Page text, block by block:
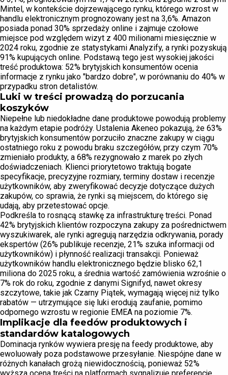
Mintel, w kontekście dojrzewającego rynku, którego wzrost w
handlu elektronicznym prognozowany jest na 3,6%. Amazon
posiada ponad 30% sprzedaży online i zajmuje czołowe
miejsce pod względem wizyt z 400 milionami miesięcznie w
2024 roku, zgodnie ze statystykami Analyzify, a rynki pozyskują
91% kupujących online. Podstawą tego jest wysokiej jakości
treść produktowa: 52% brytyjskich konsumentów ocenia
informacje z rynku jako "bardzo dobre", w porównaniu do 40% w
przypadku stron detalistów.
Luki w treści prowadzą do porzucania
koszyków
Niepełne lub niedokładne dane produktowe powodują problemy
na każdym etapie podróży. Ustalenia Akeneo pokazują, że 63%
brytyjskich konsumentów porzuciło znaczne zakupy w ciągu
ostatniego roku z powodu braku szczegółów, przy czym 70%
zmieniało produkty, a 68% rezygnowało z marek po złych
doświadczeniach. Klienci priorytetowo traktują bogate
specyfikacje, precyzyjne rozmiary, terminy dostaw i recenzje
użytkowników, aby zweryfikować decyzje dotyczące dużych
zakupów, co sprawia, że rynki są miejscem, do którego się
udają, aby przetestować opcje.
Podkreśla to rosnącą stawkę za infrastrukturę treści. Ponad
42% brytyjskich klientów rozpoczyna zakupy za pośrednictwem
wyszukiwarek, ale rynki agregują narzędzia odkrywania, porady
ekspertów (26% publikuje recenzje, 21% szuka informacji od
użytkowników) i płynność realizacji transakcji. Ponieważ
użytkowników handlu elektronicznego będzie blisko 62,1
miliona do 2025 roku, a średnia wartość zamówienia wzrośnie o
7% rok do roku, zgodnie z danymi Signifyd, nawet okresy
szczytowe, takie jak Czarny Piątek, wymagają więcej niż tylko
rabatów — utrzymujące się luki erodują zaufanie, pomimo
odpornego wzrostu w regionie EMEA na poziomie 7%.
Implikacje dla feedów produktowych i
standardów katalogowych
Dominacja rynków wywiera presję na feedy produktowe, aby
ewoluowały poza podstawowe przesyłanie. Niespójne dane w
różnych kanałach grożą niewidocznością, ponieważ 52%